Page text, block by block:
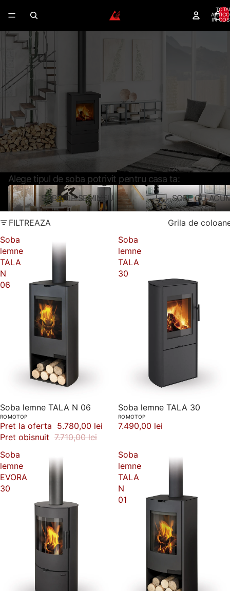
IN
SOBE PE LEMNE –
DESIGN MODERN SI EFICIENTA
TERMICA CERTIFICATA
Modele certificate Ecodesign, clasa A si A+, cu
finisaje din ceramica, piatra naturala sau otel.
Randament peste 80% Montaj rapid si curat
Partener Oficial Romotop Livrare nationala
CERE CONSULTANTA GRATUITA SUNA ACUM
Alege tipul de soba potrivit pentru casa ta:
SOBE TIP SEMINEU
SOBE TIP SEMINEU SOBE CU
SOBE CU
FILTREAZA
Grila de
Soba
lemne
TALA
N
06
-25%
Soba lemne TALA N 06
ROMOTOP
Pret la oferta 5.780,00 lei
Pret obisnuit 7.710,00 lei
Soba
lemne
TALA
30
Soba lemne TALA 30
ROMOTOP
7.490,00 lei
Soba
lemne
EVORA
30
Soba
lemne
TALA
N
01